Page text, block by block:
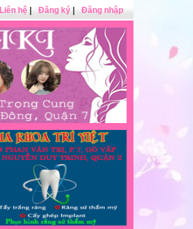
Liên hệ Đăng ký Đăng nhập